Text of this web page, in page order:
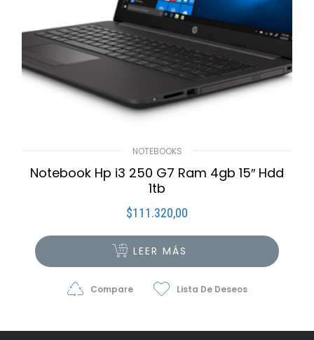
NOTEBOOKS
Notebook Hp i3 250 G7 Ram 4gb 15″ Hdd
1tb
$111.320,00
LEER MÁS
Compare Lista De Deseos